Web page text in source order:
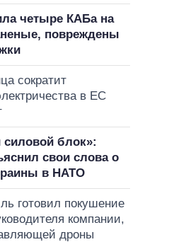
четыре КАБа на
повреждены
сократит
в ЕС
блок»:
свои слова о
в НАТО
готовил покушение
компании,
дроны